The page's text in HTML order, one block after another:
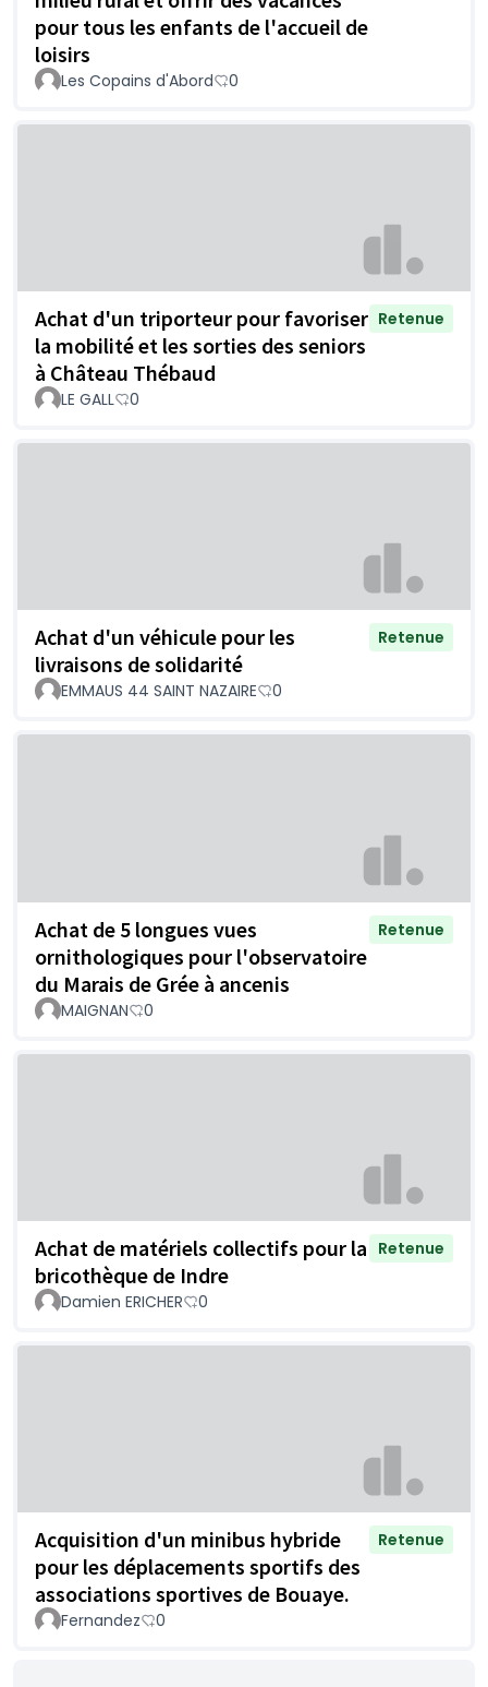
pour tous les enfants de l'accueil de
loisirs
Les Copains d'Abord 0
Achat d'un triporteur pour favoriser
la mobilité et les sorties des seniors
à Château Thébaud
Retenue
LE GALL 0
Achat d'un véhicule pour les
livraisons de solidarité
Retenue
EMMAUS 44 SAINT NAZAIRE 0
Achat de 5 longues vues
ornithologiques pour l'observatoire
du Marais de Grée à ancenis
Retenue
MAIGNAN 0
Achat de matériels collectifs pour la
bricothèque de Indre
Retenue
Damien ERICHER 0
Acquisition d'un minibus hybride
pour les déplacements sportifs des
associations sportives de Bouaye.
Retenue
Fernandez 0